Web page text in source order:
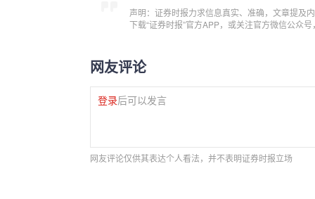
声明：证券时报力求信息真实、准确，文章提及
下载“证券时报”官方APP，或关注官方微信公众
网友评论
登录后可以发言
网友评论仅供其表达个人看法，并不表明证券时报立场